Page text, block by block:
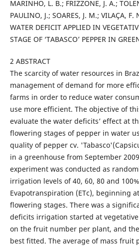
MARINHO, L. B.; FRIZZONE, J. A.;
PAULINO, J.; SOARES, J. M.; VILAÇA, F.
WATER DEFICIT APPLIED IN
STAGE OF ‘TABASCO’ PEPPER IN
2 ABSTRACT
The scarcity of water resources in
management of demand for more
farms in order to reduce water
use more efficient. The objective of
evaluate the water deficits’ effect at
flowering stages of pepper in water
quality of pepper cv.
in a greenhouse from September
experiment was conducted as
irrigation levels of 40, 60, 80 and
Evapotranspiration (ETc), beginning
flowering stages. There was a
deficits irrigation started at
on the fruit number per plant, and
best fitted. The average of mass fruit